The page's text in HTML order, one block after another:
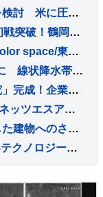
イラン「敵対国」の船舶通航禁止を検討 米に圧力の狙いか
【甲子園】東海大甲府が11年ぶり初戦突破！鶴岡東に快勝 主将・田中楓真が3安打など計12安打 左腕・熊谷晄→エース村尾竜弦の好継投
【中島裕翔】初写真展 『7okyo color space/東京色空間 ～#COT7DF～』 本日7日(金)より開催！！
台風13号 奄美地方や沖縄が暴風域に 線状降水帯発生のおそれも 観光シーズン迎えるも国際通りでは臨時休業が相次ぐ 8日にかけて暴風・高波・土砂災害に厳重警戒
“模擬裁判”や“森探検”で「自由研究」完成！企業の“お助けプラン”続々【THE TIME,】
菊池風磨(timelesz)出演！ 【NECネッツエスアイ】 新TVCM「切らせない篇」公開！！
赤間大臣「熊本も強風により損傷した建物へのさらなる被害に注意」 台風13号接近で政府が「災害警戒会議」開催
CLASSYS、グローバルな医療美容テクノロジー企業への変革を加速させるべく、Samsung ElectronicsおよびVunoの元幹部であるTaek-Soo Kim博士を最高技術責任者（CTO）に任命